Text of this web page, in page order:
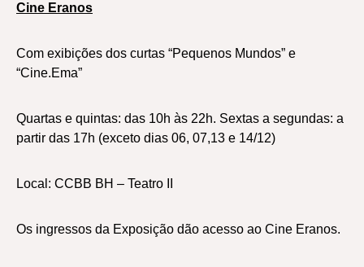
Cine Eranos
Com exibições dos curtas “Pequenos Mundos” e
“Cine.Ema”
Quartas e quintas: das 10h às 22h. Sextas a segundas: a
partir das 17h (exceto dias 06, 07,13 e 14/12)
Local: CCBB BH – Teatro II
Os ingressos da Exposição dão acesso ao Cine Eranos.